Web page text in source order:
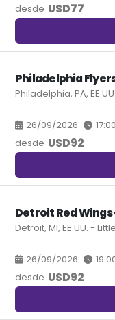
desde USD77
Philadelphia
Philadelphia, PA,
26/09/2026
17:00
desde USD92
Detroit Red
Detroit, MI, EE.UU. -
26/09/2026
desde USD92